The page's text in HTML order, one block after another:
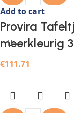
Add to cart
Provira
meerkleurig
€111.71